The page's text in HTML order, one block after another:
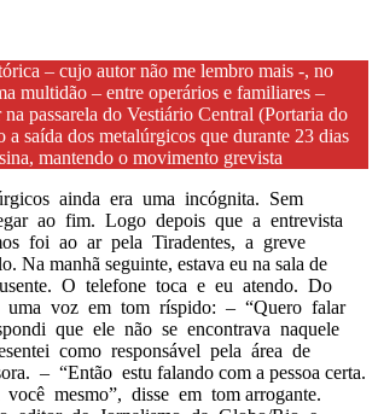
– cujo autor não me lembro mais -, no
multidão – entre operários e familiares –
passarela do Vestiário Central (Portaria do
a saída dos metalúrgicos que durante 23 dias
mantendo o movimento grevista
ainda era uma incógnita. Sem
ao fim. Logo depois que a entrevista
foi ao ar pela Tiradentes, a greve
Na manhã seguinte, estava eu na sala de
O telefone toca e eu atendo. Do
uma voz em tom ríspido: – “Quero falar
que ele não se encontrava naquele
como responsável pela área de
– “Então estu falando com a pessoa certa.
mesmo”, disse em tom arrogante.